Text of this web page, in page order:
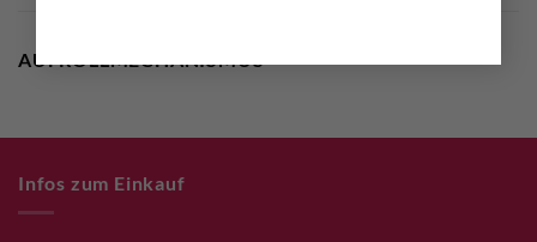
AUFROLLMECHANISMUS
Infos zum Einkauf